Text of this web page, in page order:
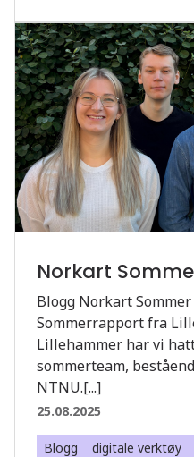
Norkart
Blogg Norkart
Sommerrapport fra
Lillehammer har vi
sommerteam,
NTNU.[...]
25.08.2025
Blogg digitale verktøy